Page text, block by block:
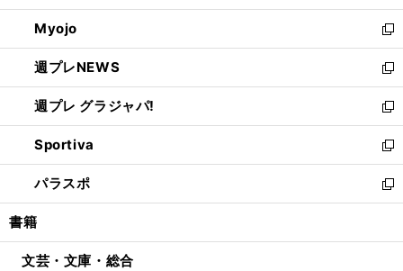
開
く
ウ
で
開
く
ン
ド
ウ
で
開
く
ウ
ィ
ン
ド
ウ
で
開
く
Myojo
新
し
い
ウ
ィ
ン
ド
ウ
で
開
週プレNEWS
新
し
い
ウ
ィ
ン
ド
ウ
開
週プレ グラジャパ!
新
し
い
ウ
ィ
ン
ウ
Sportiva
新
し
い
ウ
ン
パラスポ
新
し
ウ
書籍
文芸・文庫・総合